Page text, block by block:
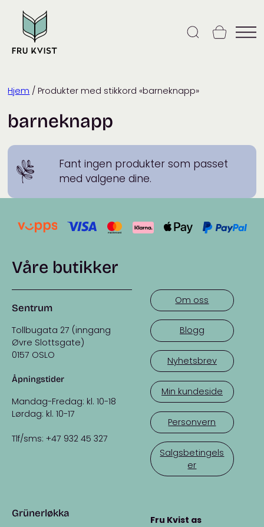
content
Hjem / Produkter med stikkord «barneknapp»
barneknapp
Fant ingen produkter som passet
med valgene dine.
Våre butikker
Sentrum
Tollbugata 27 (inngang
Øvre Slottsgate)
0157 OSLO
Åpningstider
Mandag-Fredag: kl. 10-18
Lørdag: kl. 10-17
Tlf/sms: +47 932 45 327
Grünerløkka
Om oss
Blogg
Nyhetsbrev
Min kundeside
Personvern
Salgsbetingels
er
Fru Kvist as